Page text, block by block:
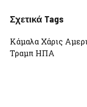
Σχετικά Tags
Κάμαλα Χάρις
Τραμπ ΗΠΑ